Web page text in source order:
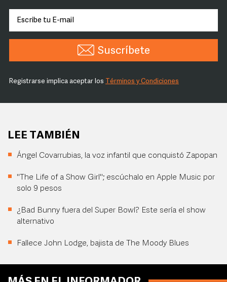
Suscríbete
Registrarse implica aceptar los Términos y Condiciones
LEE TAMBIÉN
Ángel Covarrubias, la voz infantil que conquistó Zapopan
"The Life of a Show Girl"; escúchalo en Apple Music por
solo 9 pesos
¿Bad Bunny fuera del Super Bowl? Este sería el show
alternativo
Fallece John Lodge, bajista de The Moody Blues